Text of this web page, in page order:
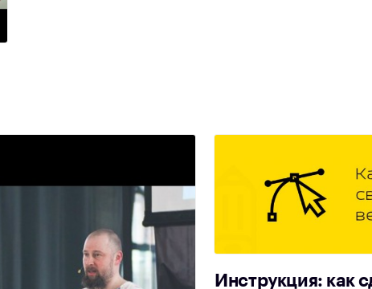
Инструкция: как